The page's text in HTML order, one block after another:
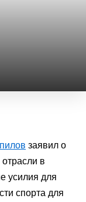
заявил о
в
усилия для
спорта для